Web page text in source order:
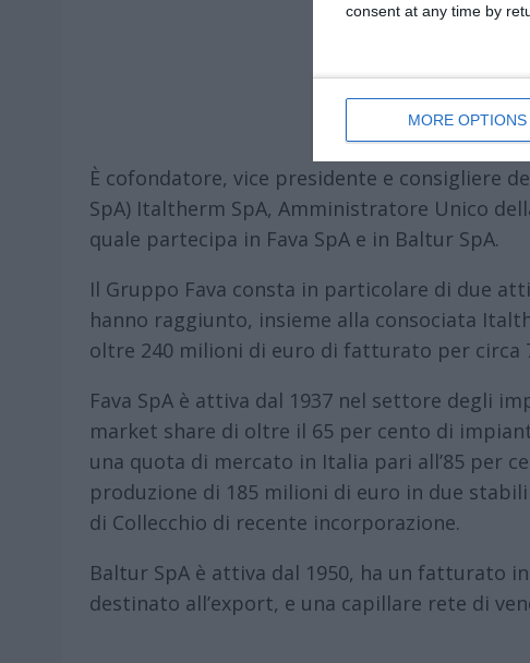
consent at any time by
MORE OPTIONS
È cofondatore, vice presidente e consigliere
SpA) Italtherm SpA, Amministratore Unico
quale partecipa in Fava SpA e in Baltur SpA.
Il Gruppo Fava consta in particolare di due
hanno raggiunto, insieme alla consociata
oltre 240 milioni di euro di fatturato per circa
Fava SpA è attiva dal 1937 nel settore degli
market share di oltre il 65 per cento di
una quota di mercato in Italia pari all’85 per
produzione di 185 milioni di euro in due
di Collecchio di recente incorporazione.
Baltur SpA è attiva dal 1950, ha un fatturato
destinato all’export, e una capillare rete di